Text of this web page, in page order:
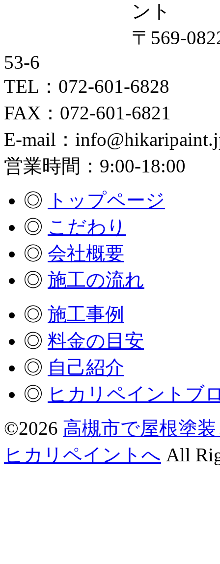
〒569-
53-6
TEL：072-601-6828
FAX：072-601-6821
E-mail：
営業時間：9:00-18:00
◎
トップページ
◎ こだわり
◎ 会社概要
◎ 施工の流れ
◎ 施工事例
◎ 料金の目安
◎ 自己紹介
◎ ヒカリペイントブ
©2026 高槻市で屋根塗
ヒカリペイントへ All